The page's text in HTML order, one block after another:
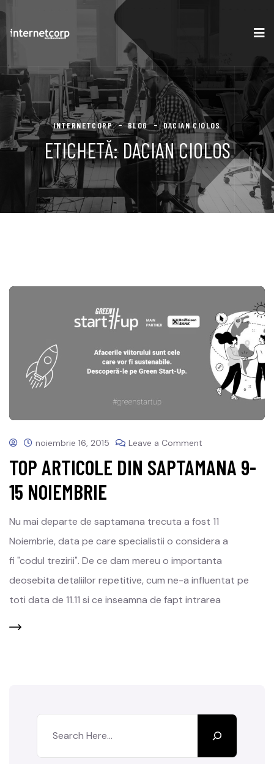
INTERNETCORP BLOG DACIAN CIOLOS
ETICHETĂ: DACIAN CIOLOS
noiembrie 16, 2015 Leave a Comment
TOP ARTICOLE DIN SAPTAMANA 9-
15 NOIEMBRIE
Nu mai departe de saptamana trecuta a fost 11
Noiembrie, data pe care specialistii o considera a
fi "codul trezirii". De ce dam mereu o importanta
deosebita detaliilor repetitive, cum ne-a influentat pe
toti data de 11.11 si ce inseamna de fapt intrarea